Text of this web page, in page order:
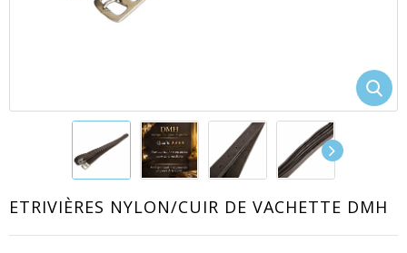
ETRIVIÈRES NYLON/CUIR DE VACHETTE DMH